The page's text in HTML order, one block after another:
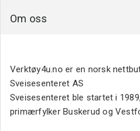
Om oss
Verktøy4u.no er en norsk
Sveisesenteret AS
Sveisesenteret ble startet i
primærfylker Buskerud og